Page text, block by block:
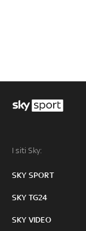
I siti Sky:
SKY SPORT
SKY TG24
SKY VIDEO